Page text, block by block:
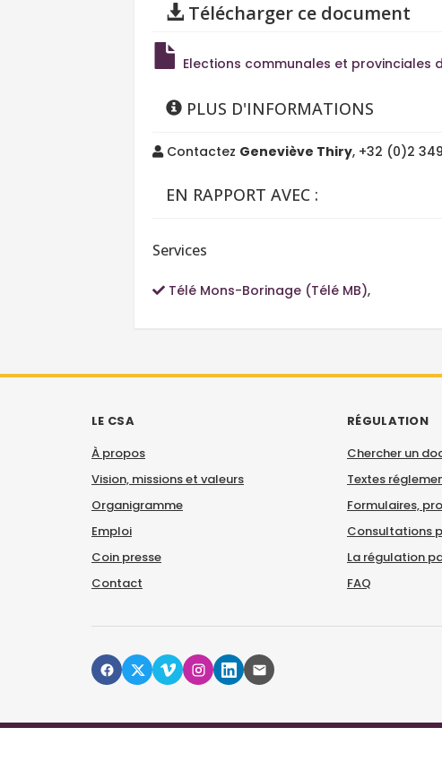
Télécharger ce document
Elections communales et provinciales
PLUS D'INFORMATIONS
Contactez Geneviève Thiry, +32 (0)2
EN RAPPORT AVEC :
Services
Télé Mons-Borinage (Télé MB),
LE CSA
À propos
Vision, missions et valeurs
Organigramme
Emploi
Coin presse
Contact
RÉGULATION
Chercher un
Textes
Formulaires,
Consultations
La régulation
FAQ